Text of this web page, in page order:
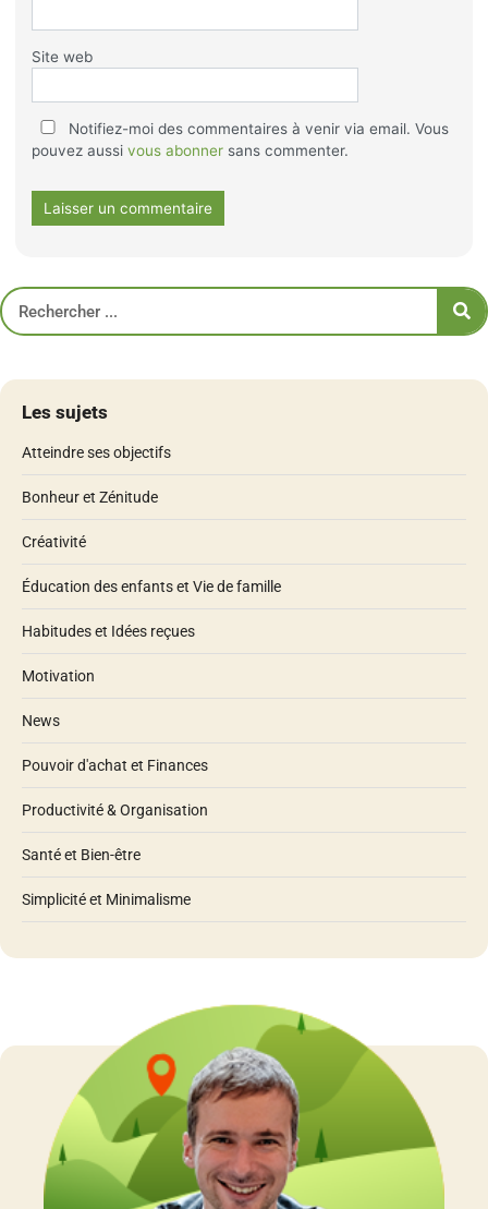
Site web
Notifiez-moi des commentaires à venir via email. Vous
pouvez aussi vous abonnersans commenter.
Les sujets
Atteindre ses objectifs
Bonheur et Zénitude
Créativité
Éducation des enfants et Vie de famille
Habitudes et Idées reçues
Motivation
News
Pouvoir d'achat et Finances
Productivité & Organisation
Santé et Bien-être
Simplicité et Minimalisme